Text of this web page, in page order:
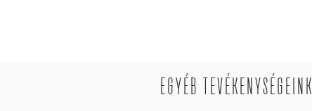
EGYÉB TEVÉKENYSÉGEINK